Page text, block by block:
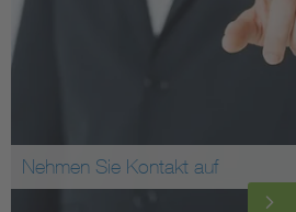
Nehmen Sie Kontakt auf